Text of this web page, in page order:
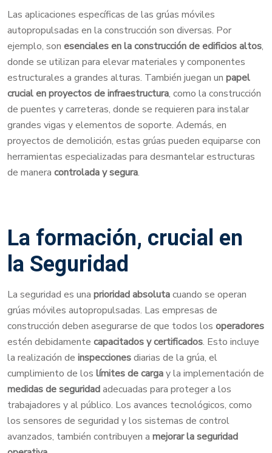
Las aplicaciones específicas de las grúas móviles
autopropulsadas en la construcción son diversas. Por
ejemplo, son esenciales en la construcción de edificios altos,
donde se utilizan para elevar materiales y componentes
estructurales a grandes alturas. También juegan un papel
crucial en proyectos de infraestructura, como la construcción
de puentes y carreteras, donde se requieren para instalar
grandes vigas y elementos de soporte. Además, en
proyectos de demolición, estas grúas pueden equiparse con
herramientas especializadas para desmantelar estructuras
de manera controlada y segura.
La formación, crucial en
la Seguridad
La seguridad es una prioridad absolutacuando se operan
grúas móviles autopropulsadas. Las empresas de
construcción deben asegurarse de que todos los operadores
estén debidamente capacitados y certificados. Esto incluye
la realización de inspeccionesdiarias de la grúa, el
cumplimiento de los límites de cargay la implementación de
medidas de seguridadadecuadas para proteger a los
trabajadores y al público. Los avances tecnológicos, como
los sensores de seguridad y los sistemas de control
avanzados, también contribuyen a mejorar la seguridad